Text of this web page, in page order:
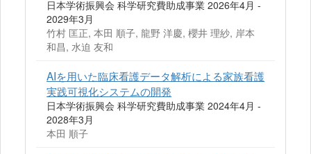
日本学術振興会 科学研究費助成事業 2026年4月 -
2029年3月
竹村 匡正, 本田 順子, 龍野 洋慶, 櫻井 理紗, 岸本
和昌, 水迫 友和
AIを用いた臨床看護データ解析による家族看護
実践可視化システムの開発
日本学術振興会 科学研究費助成事業 2024年4月 -
2028年3月
本田 順子